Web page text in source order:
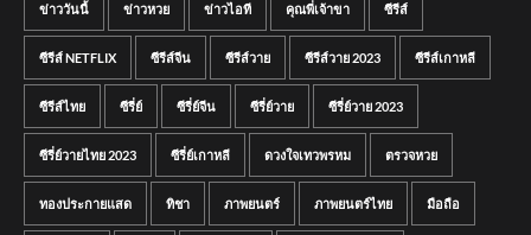
ข่าววันนี้ ข่าวหวย ข่าวไอที คุณพี่เจ้าขา ซีรีส์
ซีรีส์ NETFLIX ซีรีส์จีน ซีรีส์วาย ซีรีส์วาย 2023 ซีรีส์เกาหลี
ซีรีส์ไทย ซีรี่ย์ ซีรี่ย์จีน ซีรี่ย์วาย ซีรี่ย์วาย 2023
ซีรี่ย์วายไทย 2023 ซีรี่ย์เกาหลี ดวงใจเทวพรหม ตรวจหวย
ทองประกายแสด ทิชา ภาพยนตร์ ภาพยนตร์ไทย มือถือ